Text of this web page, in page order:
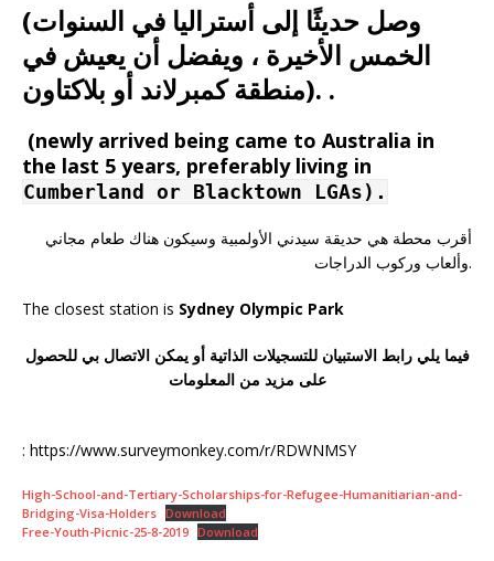
(وصل حديثًا إلى أستراليا في السنوات
الخمس الأخيرة ، ويفضل أن يعيش في
منطقة كمبرلاند أو بلاكتاون). .
(newly arrived being came to Australia in
the last 5 years, preferably living in
Cumberland or Blacktown LGAs).
أقرب محطة هي حديقة سيدني الأولمبية وسيكون هناك طعام مجاني
وألعاب وركوب الدراجات.
The closest station is Sydney Olympic Park
فيما يلي رابط الاستبيان للتسجيلات الذاتية أو يمكن الاتصال بي للحصول
على مزيد من المعلومات
: https://www.surveymonkey.com/r/RDWNMSY
High-School-and-Tertiary-Scholarships-for-Refugee-Humanitiarian-and-
Bridging-Visa-Holders Download
Free-Youth-Picnic-25-8-2019 Download